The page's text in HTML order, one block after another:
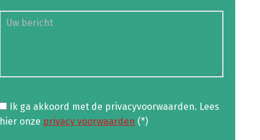
Ik ga akkoord met de privacyvoorwaarden. Lees
hier onze privacy voorwaarden (*)